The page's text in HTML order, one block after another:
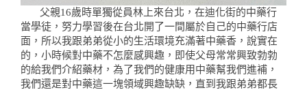
父親16歲時單獨從員林上來台北，在迪化街的中藥行
當學徒，努力學習後在台北開了一間屬於自己的中藥行店
面，所以我跟弟弟從小的生活環境充滿著中藥香，說實在
的，小時候對中藥不怎麼感興趣，即使父母常常興致勃勃
的給我們介紹藥材，為了我們的健康用中藥幫我們進補，
我們還是對中藥這一塊領域興趣缺缺，直到我跟弟弟都長